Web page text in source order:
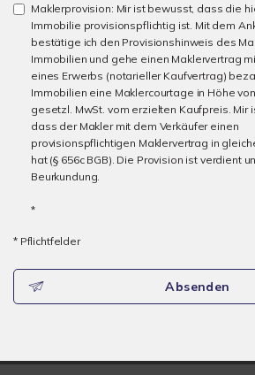
Maklerprovision: Mir ist bewusst, dass die
Immobilie provisionspflichtig ist. Mit dem
bestätige ich den Provisionshinweis des
Immobilien und gehe einen Maklervertrag
eines Erwerbs (notarieller Kaufvertrag)
Immobilien eine Maklercourtage in Höhe
gesetzl. MwSt. vom erzielten Kaufpreis. Mir
dass der Makler mit dem Verkäufer einen
provisionspflichtigen Maklervertrag in
hat (§ 656c BGB). Die Provision ist verdient
Beurkundung.
*
* Pflichtfelder
Absenden